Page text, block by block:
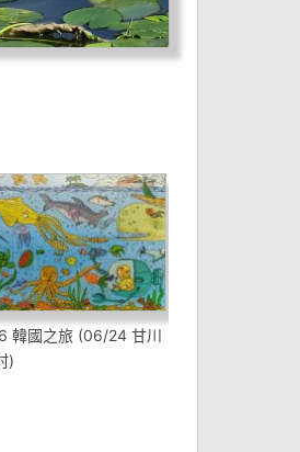
韓國之旅 (06/24 甘川
)